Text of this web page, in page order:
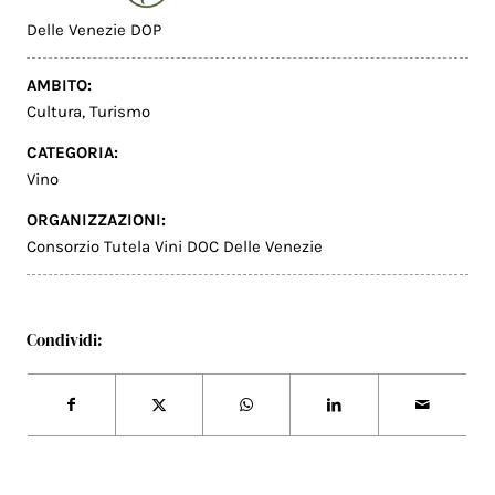
Delle Venezie DOP
AMBITO:
Cultura,Turismo
CATEGORIA:
Vino
ORGANIZZAZIONI:
Consorzio Tutela Vini DOC Delle Venezie
Condividi: